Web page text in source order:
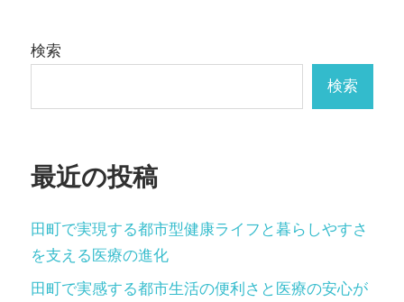
ビ
シ
ョ
ン
検索
検索
最近の投稿
田町で実現する都市型健康ライフと暮らしやすさ
を支える医療の進化
田町で実感する都市生活の便利さと医療の安心が